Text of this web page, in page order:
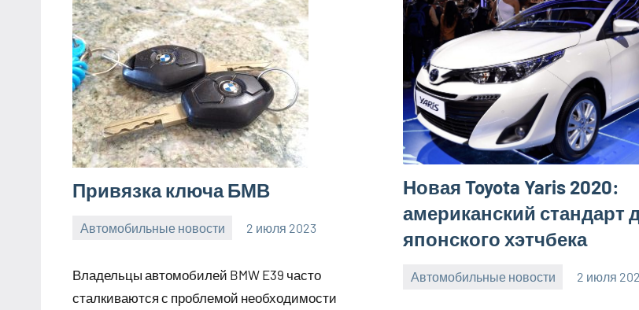
Привязка ключа БМВ
Автомобильные новости 2 июля 2023
Владельцы автомобилей BMW E39 часто
сталкиваются с проблемой необходимости
Новая Toyota Yaris 2020:
американский стандарт
японского хэтчбека
Автомобильные новости 2 июля